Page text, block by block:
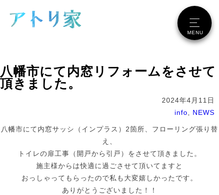
MENU
八幡市にて内窓リフォームをさせて
頂きました。
2024年4月11日
info, NEWS
八幡市にて内窓サッシ（インプラス）2箇所、フローリング張り替
え、
トイレの扉工事（開戸から引戸）をさせて頂きました。
施主様からは快適に過ごさせて頂いてますと
おっしゃってもらったので私も大変嬉しかったです。
ありがとうございました！！